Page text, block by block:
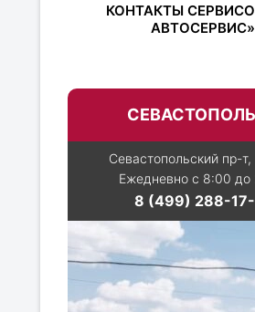
КОНТАКТЫ
Севастопольский пр-
Ежедневно с 8:00 до
8 (499) 288-